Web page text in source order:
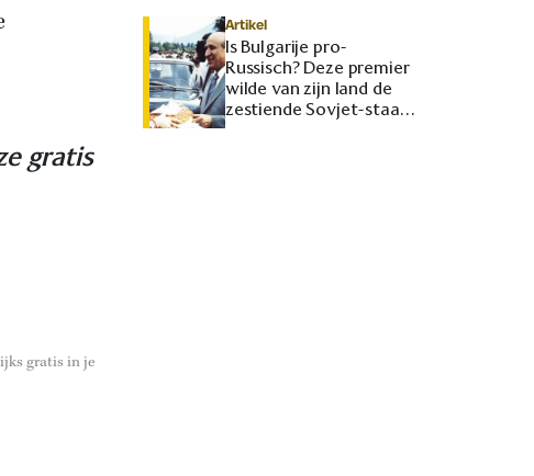
gratis
gratis in je
Artikel
Is Bulgarije pro-
Russisch? Deze premier
wilde van zijn land de
zestiende Sovjet-staat
maken